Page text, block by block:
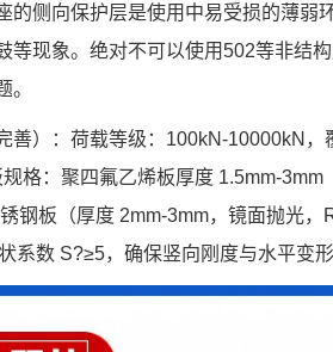
的侧向保护层是使用中易受损的薄弱
等现象。绝对不可以使用502等非结
。
善）：荷载等级：100kN-10000kN
规格：聚四氟乙烯板厚度 1.5mm-
钢板（厚度 2mm-3mm，镜面抛光
系数 S?≥5，确保竖向刚度与水平变